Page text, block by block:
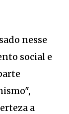
nesse
social e
a